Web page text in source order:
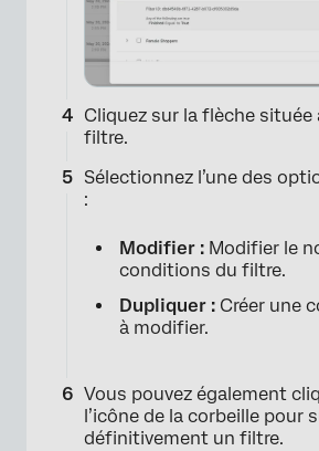
Cliquez sur la flèche située
filtre.
Sélectionnez l’une des
:
Modifier : Modifier le
conditions du filtre.
Dupliquer : Créer une
à modifier.
Vous pouvez également
l’icône de la corbeille pour
définitivement un filtre.